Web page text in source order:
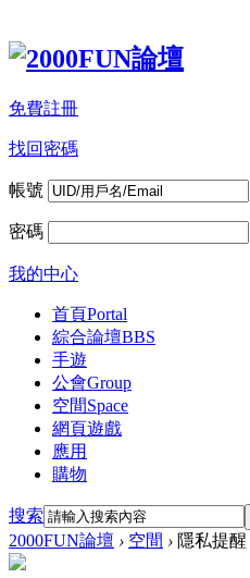
免費註冊
找回密碼
帳號
密碼
我的中心
首頁Portal
綜合論壇BBS
手遊
公會Group
空間Space
網頁遊戲
應用
購物
搜索
2000FUN論壇 › 空間 › 隱私提醒